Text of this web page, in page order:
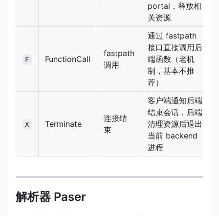
portal，释放相
关资源
F FunctionCall
fastpath
调用
通过 fastpath
接口直接调用后
端函数（老机
制，基本不推
荐）
X Terminate
连接结
束
客户端通知后端
结束会话，后端
清理资源后退出
当前 backend
进程
解析器 Paser